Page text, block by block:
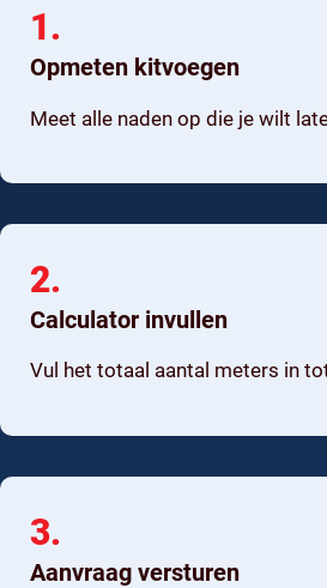
Opmeten kitvoegen
1.
Meet alle naden op die je wilt
Calculator invullen
2.
Vul het totaal aantal meters in
Aanvraag versturen
3.